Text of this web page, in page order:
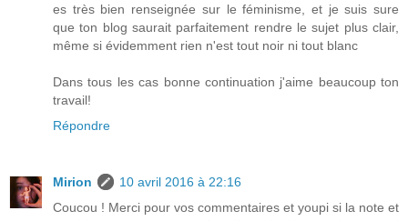
es très bien renseignée sur le féminisme, et je suis sure
que ton blog saurait parfaitement rendre le sujet plus clair,
même si évidemment rien n'est tout noir ni tout blanc
Dans tous les cas bonne continuation j'aime beaucoup ton
travail!
Répondre
Mirion
10 avril 2016 à 22:16
Coucou ! Merci pour vos commentaires et youpi si la note et